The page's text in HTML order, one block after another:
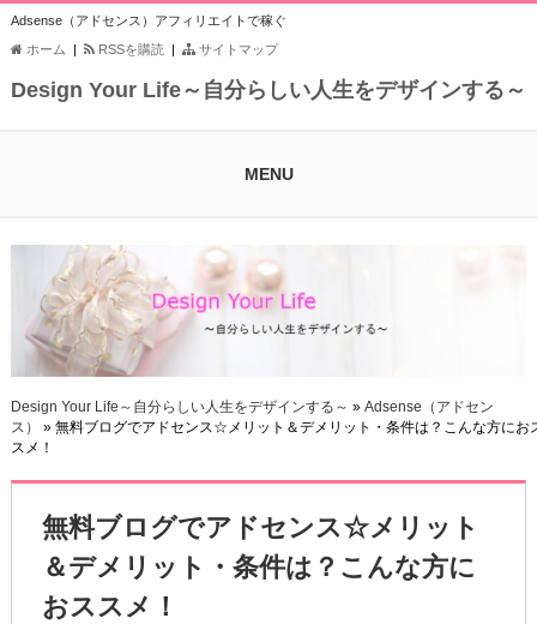
Adsense（アドセンス）アフィリエイトで稼ぐ
サイトマップ
RSSを購読 |
ホーム |
Design Your Life～自分らしい人生をデザインする～
MENU
Design Your Life～自分らしい人生をデザインする～ » Adsense（アドセン
ス）
» 無料ブログでアドセンス☆メリット＆デメリット・条件は？こんな方にお
スメ！
無料ブログでアドセンス☆メリット
＆デメリット・条件は？こんな方に
おススメ！